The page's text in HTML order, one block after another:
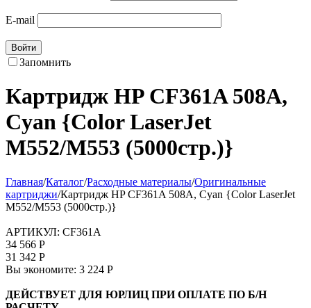
E-mail
Войти
Запомнить
Картридж HP CF361A 508A,
Cyan {Color LaserJet
M552/M553 (5000стр.)}
Главная/Каталог/Расходные материалы/Оригинальные
картриджи/Картридж HP CF361A 508A, Cyan {Color LaserJet
M552/M553 (5000стр.)}
АРТИКУЛ: CF361A
34 566 Р
31 342 Р
Вы экономите: 3 224 Р
ДЕЙСТВУЕТ ДЛЯ ЮРЛИЦ ПРИ ОПЛАТЕ ПО Б/Н